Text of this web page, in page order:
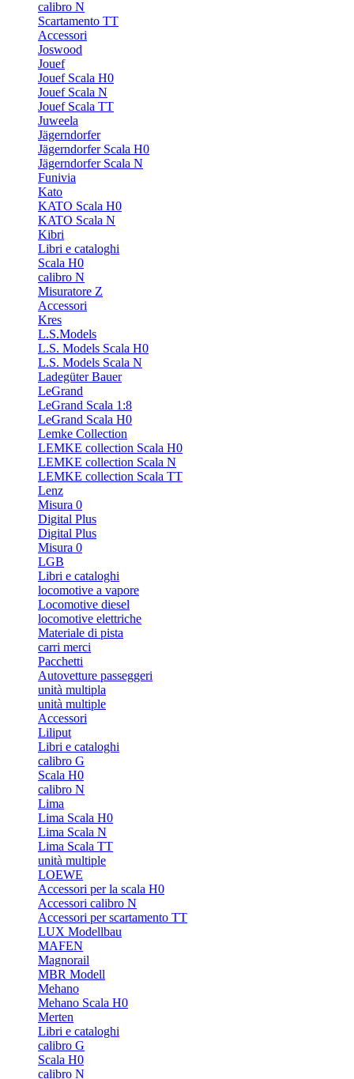
calibro N
Scartamento TT
Accessori
Joswood
Jouef
Jouef Scala H0
Jouef Scala N
Jouef Scala TT
Juweela
Jägerndorfer
Jägerndorfer Scala H0
Jägerndorfer Scala N
Funivia
Kato
KATO Scala H0
KATO Scala N
Kibri
Libri e cataloghi
Scala H0
calibro N
Misuratore Z
Accessori
Kres
L.S.Models
L.S. Models Scala H0
L.S. Models Scala N
Ladegüter Bauer
LeGrand
LeGrand Scala 1:8
LeGrand Scala H0
Lemke Collection
LEMKE collection Scala H0
LEMKE collection Scala N
LEMKE collection Scala TT
Lenz
Misura 0
Digital Plus
Digital Plus
Misura 0
LGB
Libri e cataloghi
locomotive a vapore
Locomotive diesel
locomotive elettriche
Materiale di pista
carri merci
Pacchetti
Autovetture passeggeri
unità multipla
unità multiple
Accessori
Liliput
Libri e cataloghi
calibro G
Scala H0
calibro N
Lima
Lima Scala H0
Lima Scala N
Lima Scala TT
unità multiple
LOEWE
Accessori per la scala H0
Accessori calibro N
Accessori per scartamento TT
LUX Modellbau
MAFEN
Magnorail
MBR Modell
Mehano
Mehano Scala H0
Merten
Libri e cataloghi
calibro G
Scala H0
calibro N